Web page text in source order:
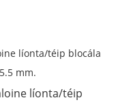
líonta/téip